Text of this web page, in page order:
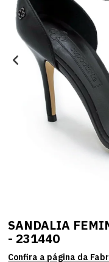
SANDALIA
- 231440